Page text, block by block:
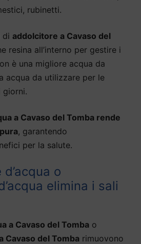
rubinetti.
di addolcitore a Cavaso del
resina all’interno per gestire i
è una migliore acqua da
acqua da utilizzare per le
giorni.
a Cavaso del Tomba rende
, garantendo
per la salute.
o
elimina i sali
a Cavaso del Tomba o
Cavaso del Tomba rimuovono